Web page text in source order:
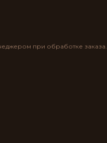
при обработке заказа.